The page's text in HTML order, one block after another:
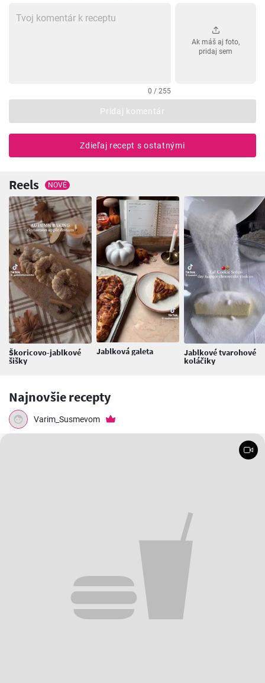
0 / 255
Ak máš aj foto,
pridaj sem
Pridaj komentár
Zdieľaj recept s ostatnými
Reels NOVÉ
Škoricovo-jablkové
šišky
Jablková galeta Jablkové tvarohové
koláčiky
Najnovšie recepty
Varim_Susmevom